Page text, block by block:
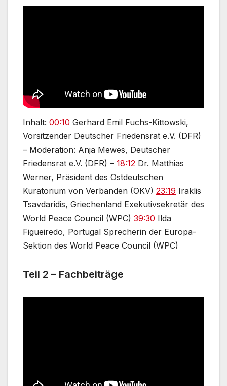
Inhalt: 00:10 Gerhard Emil Fuchs-Kittowski,
Vorsitzender Deutscher Friedensrat e.V. (DFR)
– Moderation: Anja Mewes, Deutscher
Friedensrat e.V. (DFR) – 18:12 Dr. Matthias
Werner, Präsident des Ostdeutschen
Kuratorium von Verbänden (OKV) 23:19 Iraklis
Tsavdaridis, Griechenland Exekutivsekretär des
World Peace Council (WPC) 39:30 Ilda
Figueiredo, Portugal Sprecherin der Europa-
Sektion des World Peace Council (WPC)
Teil 2 – Fachbeiträge